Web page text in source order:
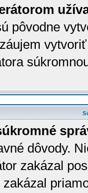
pôvodne
dôvody.
zakázal